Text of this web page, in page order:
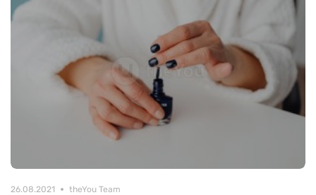
26.08.2021 theYou Team